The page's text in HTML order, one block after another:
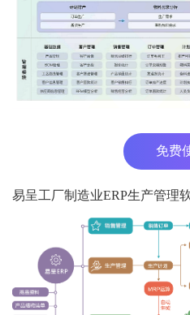
免费
易呈工厂制造业ERP生产管理